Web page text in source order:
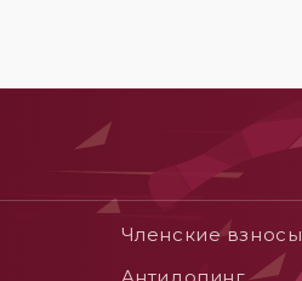
Членские взносы
Aнтидопинг